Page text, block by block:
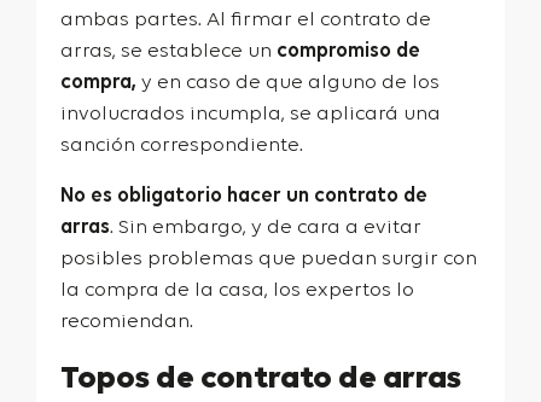
ambas partes. Al firmar el contrato de
arras, se establece un compromiso de
compra, y en caso de que alguno de los
involucrados incumpla, se aplicará una
sanción correspondiente.
No es obligatorio hacer un contrato de
arras. Sin embargo, y de cara a evitar
posibles problemas que puedan surgir con
la compra de la casa, los expertos lo
recomiendan.
Topos de contrato de arras